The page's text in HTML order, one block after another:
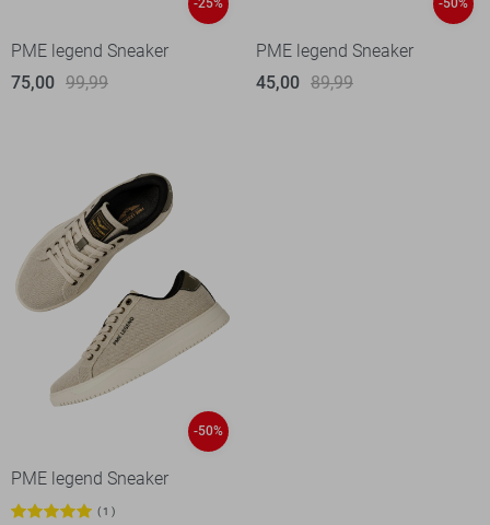
-25%
PME legend Sneaker
75,00 99,99
-50%
PME legend Sneaker
45,00 89,99
-50%
PME legend Sneaker
1